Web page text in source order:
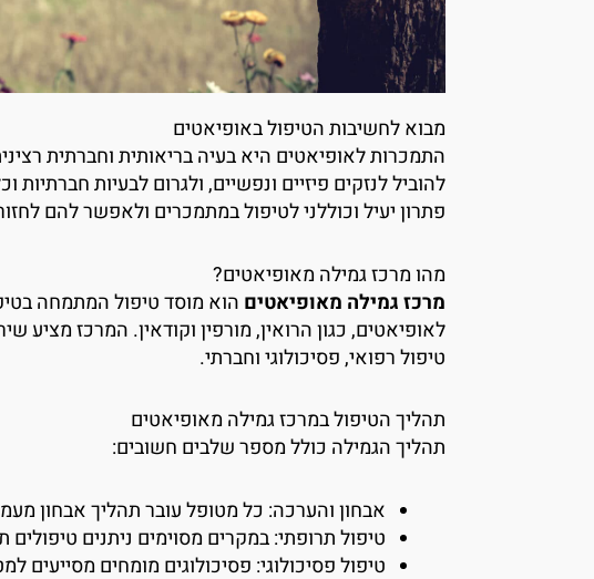
מבוא לחשיבות הטיפול באופיאטים
התמכרות לאופיאטים היא בעיה בריאותית וחברתית
להוביל לנזקים פיזיים ונפשיים, ולגרום לבעיות חברתיות
פתרון יעיל וכוללני לטיפול במתמכרים ולאפשר להם
מהו מרכז גמילה מאופיאטים?
מרכז גמילה מאופיאטים הוא מוסד טיפול המתמחה
לאופיאטים, כגון הרואין, מורפין וקודאין. המרכז מציע
טיפול רפואי, פסיכולוגי וחברתי.
תהליך הטיפול במרכז גמילה מאופיאטים
תהליך הגמילה כולל מספר שלבים חשובים:
אבחון והערכה: כל מטופל עובר תהליך אבחון
טיפול תרופתי: במקרים מסוימים ניתנים
טיפול פסיכולוגי: פסיכולוגים מומחים מסייעים